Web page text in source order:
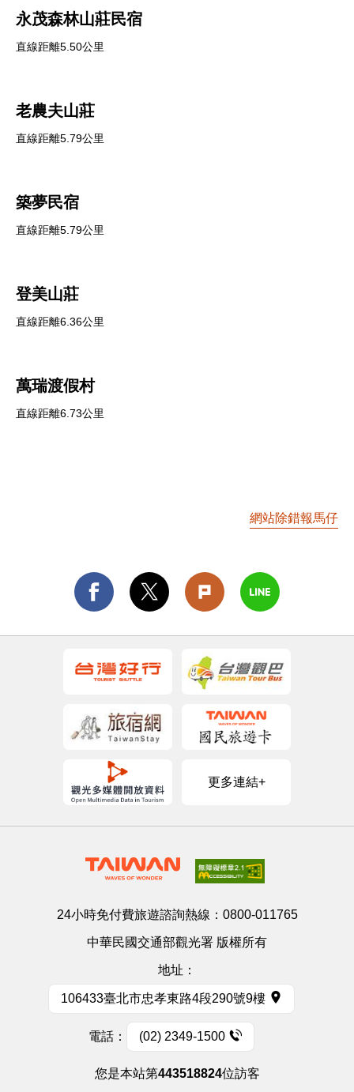
永茂森林山莊民宿
直線距離5.50公里
老農夫山莊
直線距離5.79公里
築夢民宿
直線距離5.79公里
登美山莊
直線距離6.36公里
萬瑞渡假村
直線距離6.73公里
網站除錯報馬仔
更多連結+
24小時免付費旅遊諮詢熱線： 0800-011765
中華民國交通部觀光署 版權所有
地址：
106433臺北市忠孝東路4段290號9樓
電話： (02) 2349-1500
您是本站第443518824位訪客